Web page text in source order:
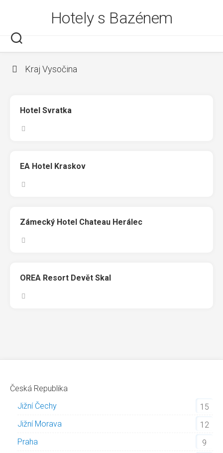
Hotely s Bazénem
Kraj Vysočina
Hotel Svratka
EA Hotel Kraskov
Zámecký Hotel Chateau Herálec
OREA Resort Devět Skal
Česká Republika
Jižní Čechy
15
Jižní Morava
12
Praha
9